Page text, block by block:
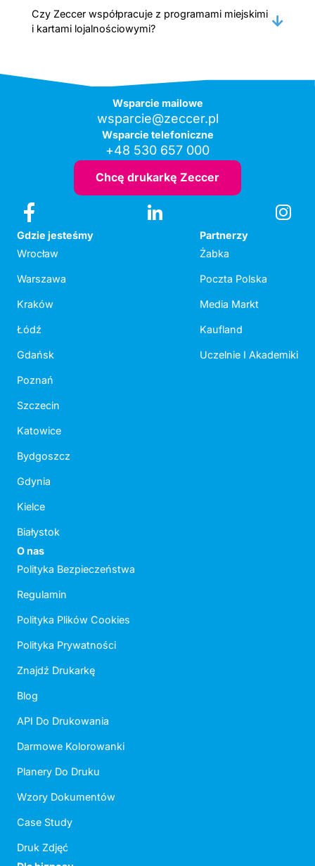
Czy Zeccer współpracuje z programami miejskimi
i kartami lojalnościowymi?
Wsparcie mailowe
wsparcie@zeccer.pl
Wsparcie telefoniczne
+48 530 657 000
Chcę drukarkę Zeccer
Gdzie jesteśmy
Wrocław
Warszawa
Kraków
Łódź
Gdańsk
Poznań
Szczecin
Katowice
Bydgoszcz
Gdynia
Kielce
Białystok
Partnerzy
Żabka
Poczta Polska
Media Markt
Kaufland
Uczelnie I Akademiki
O nas
Polityka Bezpieczeństwa
Regulamin
Polityka Plików Cookies
Polityka Prywatności
Znajdź Drukarkę
Blog
API Do Drukowania
Darmowe Kolorowanki
Planery Do Druku
Wzory Dokumentów
Case Study
Druk Zdjęć